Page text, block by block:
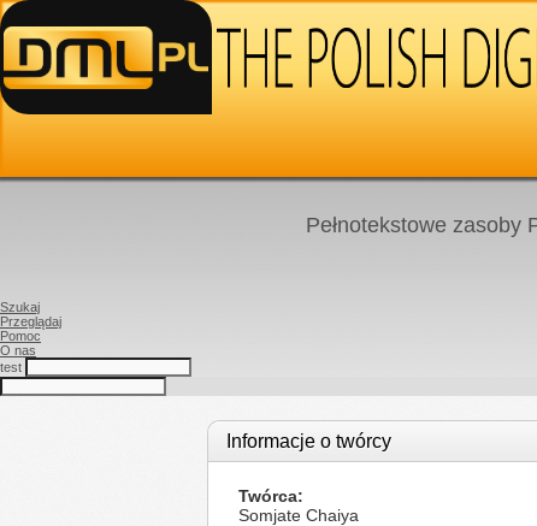
Pełnotekstowe zasoby
Szukaj
Przeglądaj
Pomoc
O nas
test
Informacje o twórcy
Twórca
Somjate Chaiya